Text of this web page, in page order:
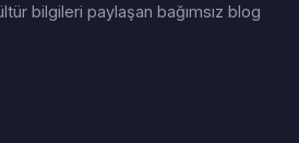
bilgileri paylaşan bağımsız blog